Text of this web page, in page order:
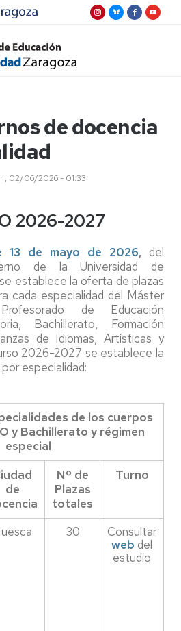
de docencia
, 02/06/2026 - 01:33
2026-2027
13 de mayo de 2026, del
de la Universidad de
establece la oferta de plazas
cada especialidad del Máster
de Educación
Bachillerato, Formación
de Idiomas, Artísticas y
2026-2027 se establece la
especialidad:
de los cuerpos
y Bachillerato y régimen
especial
de
Nº de
Plazas
totales
Turno
30
Consultar
web del
estudio